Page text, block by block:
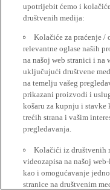
upotrijebit ćemo i
društvenih medija:
Kolačiće za praćenje /
relevantne oglase naših
na našoj web stranici i na
uključujući društvene
na temelju vašeg
prikazani proizvodi i
košaru za kupnju i stavke
trećih strana i vašim
pregledavanja.
Kolačići iz društvenih
videozapisa na našoj
kao i omogućavanje
stranice na društvenim